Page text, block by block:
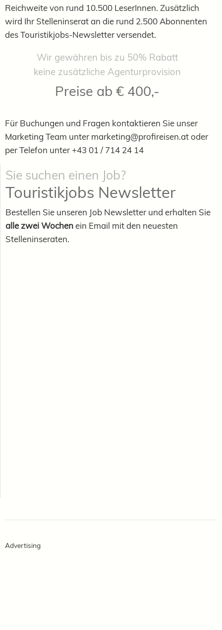
Reichweite von rund 10.500 LeserInnen. Zusätzlich
wird Ihr Stelleninserat an die rund 2.500 Abonnenten
des Touristikjobs-Newsletter versendet.
Wir gewähren bis zu 50% Rabatt
keine zusätzliche Agenturprovision
Preise ab € 400,-
Für Buchungen und Fragen kontaktieren Sie unser
Marketing Team unter marketing@profireisen.atoder
per Telefon unter +43 01 / 714 24 14
Sie suchen einen Job?
Touristikjobs Newsletter
Bestellen Sie unseren Job Newsletter und erhalten Sie
alle zwei Wochenein Email mit den neuesten
Stelleninseraten.
Advertising